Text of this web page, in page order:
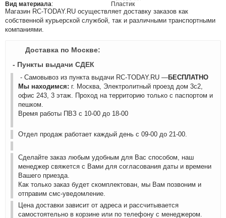
Вид материала: Пластик
Магазин RC-TODAY.RU осуществляет доставку заказов как
собственной курьерской службой, так и различными транспортными
компаниями.
Доставка по Москве:
- Пункты выдачи СДЕК
- Самовывоз из пункта выдачи RC-TODAY.RU —БЕСПЛАТНО
Мы находимся: г. Москва, Электролитный проезд дом 3с2,
офис 243, 3 этаж. Проход на территорию только с паспортом и
пешком.
Время работы ПВЗ с 10-00 до 18-00
Отдел продаж работает каждый день с 09-00 до 21-00.
Сделайте заказ любым удобным для Вас способом, наш
менеджер свяжется с Вами для согласования даты и времени
Вашего приезда.
Как только заказ будет скомплектован, мы Вам позвоним и
отправим смс-уведомление.
Цена доставки зависит от адреса и рассчитывается
самостоятельно в корзине или по телефону с менеджером.